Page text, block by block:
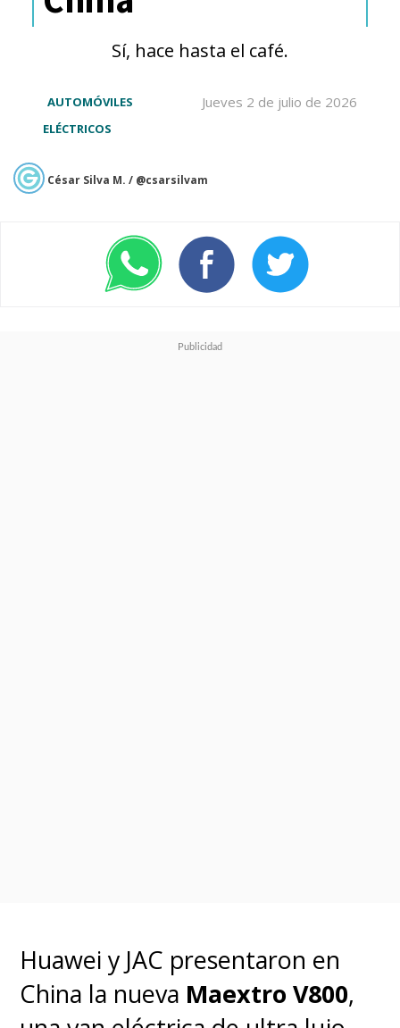
seguridad térmica, la celda
encima del estándar nacional
chino de 130°C.
acercando la experiencia de
recarga a la conveniencia de
llenar un tanque de gasolina.
Sí, hace hasta el café.
Jueves 2 de julio de 2026
AUTOMÓVILES
ELÉCTRICOS
César Silva M. / @csarsilvam
Huawei y JAC presentaron en
China la nueva Maextro V800,